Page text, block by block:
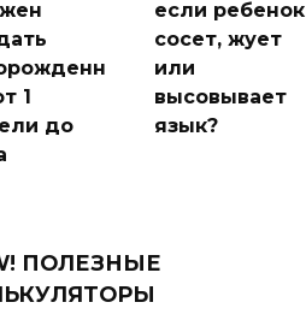
1
до
если ребенок
сосет, жует
или
высовывает
язык?
ПОЛЕЗНЫЕ